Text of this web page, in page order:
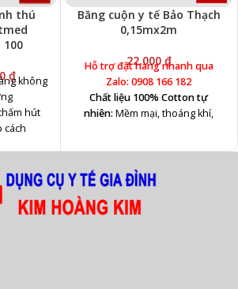
thú
₫không
hút
cách
da nhạy
thướt
không
Băng cuộn y tế Bảo Thạch
0,15mx2m
22,000₫
Hỗ trợ đặt hàng nhanh qua
Zalo: 0908 166 182
Chất liệu 100% Cotton tự
nhiên: Mềm mại, thoáng khí,
Thấm hút hiệu quả & không
ráo, sạch sẽ, không bám xơ và